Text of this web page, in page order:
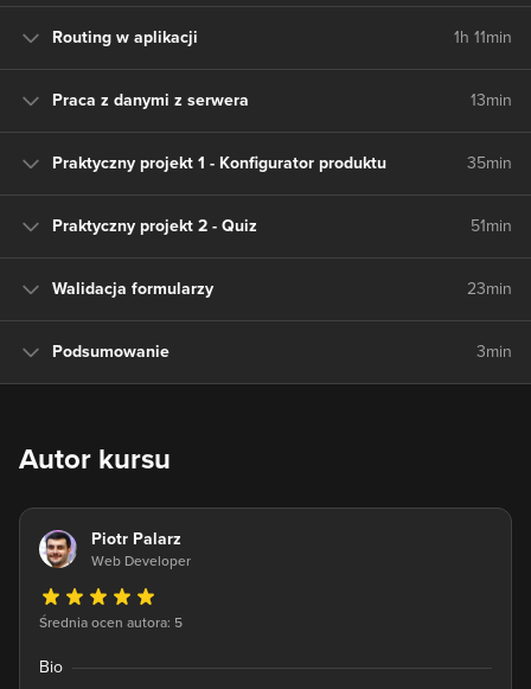
Routing w aplikacji 1h 11min
Praca z danymi z serwera 13min
Praktyczny projekt 1 - Konfigurator produktu 35min
Praktyczny projekt 2 - Quiz 51min
Walidacja formularzy 23min
Podsumowanie 3min
Autor kursu
Piotr Palarz
Web Developer
Średnia ocen autora: 5
Bio